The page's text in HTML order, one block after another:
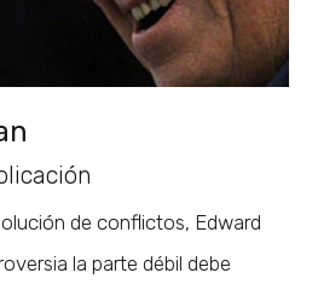
de conflictos, Edward
la parte débil debe